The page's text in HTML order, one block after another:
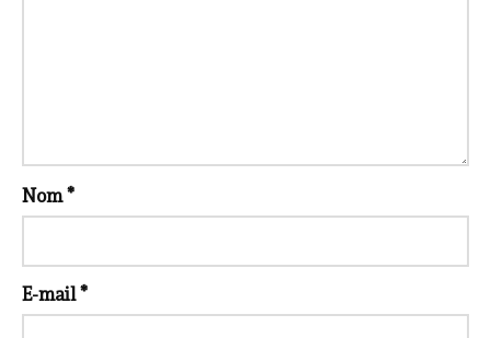
Nom*
E-mail*